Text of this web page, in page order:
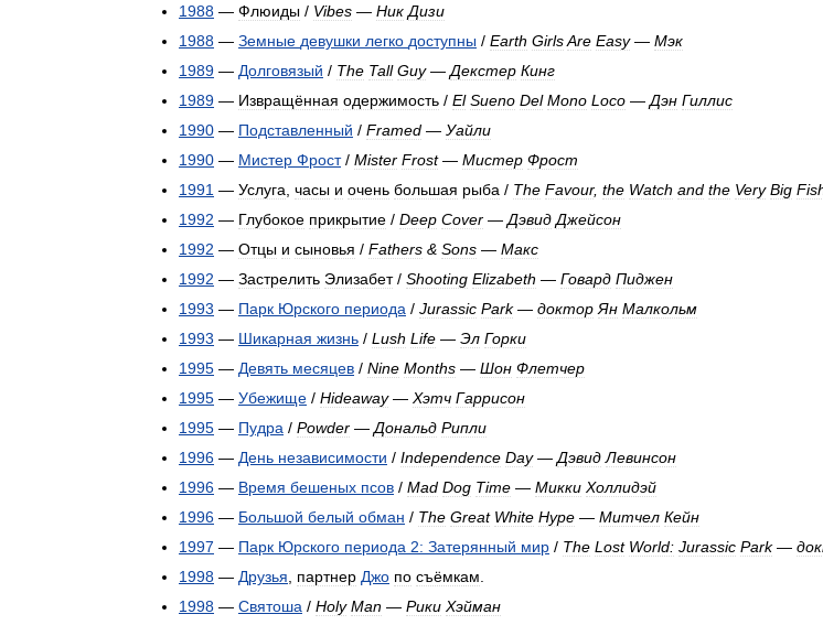
1988 — Флюиды / Vibes — Ник Дизи
1988 — Земные девушки легко доступны / Earth GirlsAre Easy— Мэк
1989 — Долговязый / The Tall Guy— Декстер Кинг
1989 — Извращённая одержимость / El Sueno Del Mono Loco — Дэн Гиллис
1990 — Подставленный / Framed — Уайли
1990 — Мистер Фрост/ Mister Frost— Мистер Фрост
1991 — Услуга часы и очень большая рыба / The Favour, the Watch and the Very Big
1992 — Глубокое прикрытие / Deep Cover — Дэвид Джейсон
1992 — Отцы и сыновья / Fathers & Sons — Макс
1992 — Застрелить Элизабет/ Shooting Elizabeth — Говард Пиджен
1993 — Парк Юрского периода / Jurassic Park— доктор Ян Малкольм
1993 — Шикарная жизнь / Lush Life — Эл Горки
1995 — Девять месяцев / Nine Months — Шон Флетчер
1995 — Убежище / Hideaway— Хэтч Гаррисон
1995 — Пудра / Powder — Дональд Рипли
1996 — День независимости / Independence Day— Дэвид Левинсон
1996 — Время бешеных псов / Mad Dog Time — Микки Холлидэй
1996 — Большой белый обман / The Great White Hype — Митчел Кейн
1997 — Парк Юрского периода 2: Затерянный мир / The Lost World: Jurassic Park—
1998 — Друзья партнер Джо по съёмкам
1998 — Святоша / Holy Man — Рики Хэйман